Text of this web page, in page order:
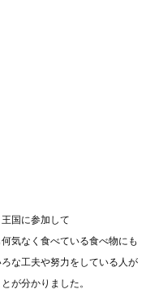
国に参加して
気なく食べている食べ物にも
ろな工夫や努力をしている人が
が分かりました。